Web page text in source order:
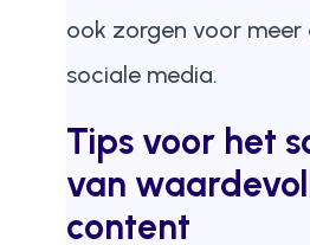
ook zorgen voor
sociale media.
Tips voor het
van
content